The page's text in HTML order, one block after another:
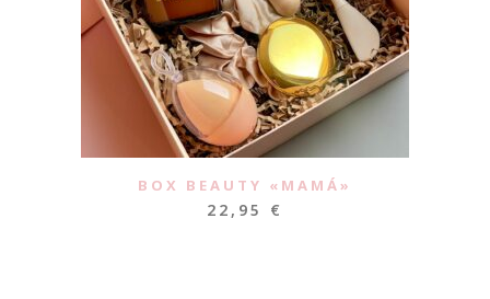
BOX BEAUTY «MAMÁ»
22,95 €